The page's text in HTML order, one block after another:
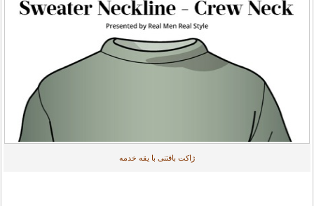
ژاکت باقتنی با یقه خدمه